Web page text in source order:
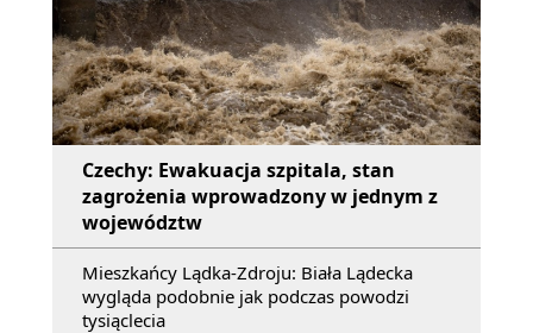
Czechy: Ewakuacja szpitala, stan
zagrożenia wprowadzony w jednym z
województw
Mieszkańcy Lądka-Zdroju: Biała Lądecka
wygląda podobnie jak podczas powodzi
tysiąclecia